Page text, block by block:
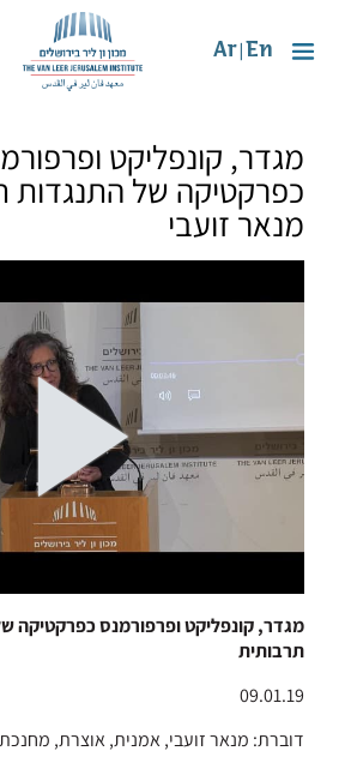
En
Ar
מגדר, קונפליקט
כפרקטיקה של התנגדות
מנאר זועבי
מגדר, קונפליקט ופרפורמנס כפרקטיקה
תרבותית
09.01.19
דוברת: מנאר זועבי, אמנית, אוצרת,